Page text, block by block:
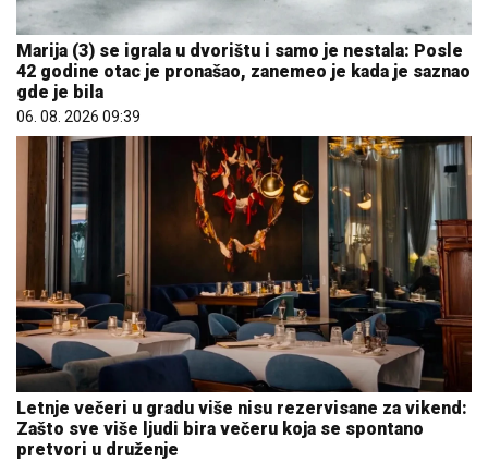
Marija (3) se igrala u dvorištu i samo je nestala: Posle
42 godine otac je pronašao, zanemeo je kada je saznao
gde je bila
06. 08. 2026 09:39
Letnje večeri u gradu više nisu rezervisane za vikend:
Zašto sve više ljudi bira večeru koja se spontano
pretvori u druženje